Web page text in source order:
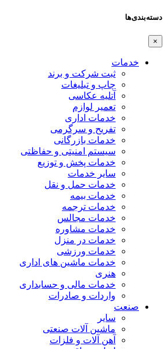
دسته‌بندی‌ها
×
خدمات
ثبت شرکت و برند
چاپ و تبلیغات
آتلیه عکاسی
تعمیر لوازم
خدمات اداری
تفریح و سرگرمی
خدمات بازرگانی
سیستم امنیتی و حفاظتی
خدمات پخش و توزیع
سایر خدمات
خدمات حمل و نقل
خدمات بیمه
خدمات ترجمه
خدمات مجالس
خدمات مشاوره
خدمات در منزل
خدمات ورزشی
خدمات ماشین های اداری
هنری
خدمات مالی و حسابداری
واردات و صادرات
صنعت
سایر
ماشین آلات صنعتی
آهن آلات و فلزات